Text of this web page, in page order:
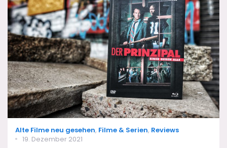
Categories
Alte Filme neu gesehen, Filme & Serien, Reviews
Posted
19. Dezember 2021